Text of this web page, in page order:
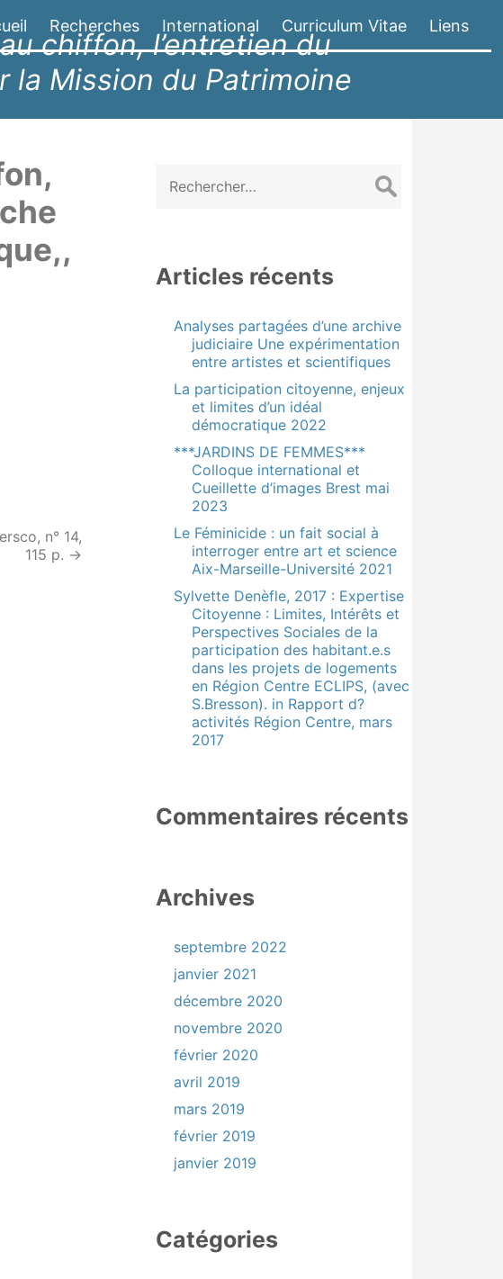
Recherches International Curriculum Vitae Liens
chiffon, l’entretien du
la Mission du Patrimoine
n° 14,
115 p. →
Articles récents
Analyses partagées d’une archive
judiciaire Une expérimentation
entre artistes et scientifiques
La participation citoyenne, enjeux
et limites d’un idéal
démocratique 2022
***JARDINS DE FEMMES***
Colloque international et
Cueillette d’images Brest mai
2023
Le Féminicide : un fait social à
interroger entre art et science
Aix-Marseille-Université 2021
Sylvette Denèfle, 2017 : Expertise
Citoyenne : Limites, Intérêts et
Perspectives Sociales de la
participation des habitant.e.s
dans les projets de logements
en Région Centre ECLIPS, (avec
S.Bresson). in Rapport d?
activités Région Centre, mars
2017
Commentaires récents
Archives
septembre 2022
janvier 2021
décembre 2020
novembre 2020
février 2020
avril 2019
mars 2019
février 2019
janvier 2019
Catégories